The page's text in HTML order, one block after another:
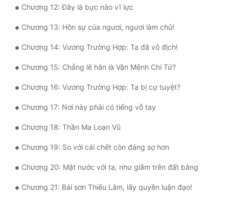
Chương 12: Đây là bực nào vĩ lực
Chương 13: Hôn sự của ngươi, ngươi làm chủ!
Chương 14: Vương Trường Hợp: Ta đã vô địch!
Chương 15: Chẳng lẽ hắn là Vận Mệnh Chi Tử?
Chương 16: Vương Trường Hợp: Ta bị cự tuyệt?
Chương 17: Nơi này phải có tiếng vỗ tay
Chương 18: Thần Ma Loạn Vũ
Chương 19: So với cái chết còn đáng sợ hơn
Chương 20: Mặt nước với ta, như giẫm trên đất bằng
Chương 21: Bái sơn Thiếu Lâm, lấy quyền luận đạo!